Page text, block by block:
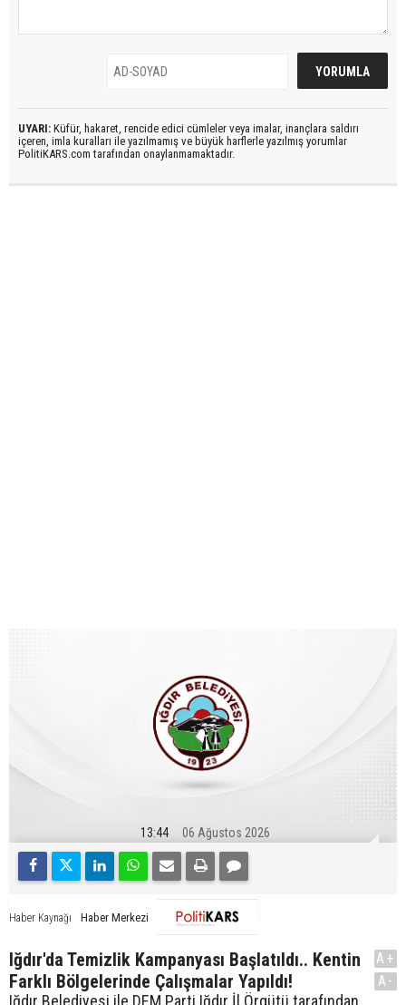
UYARI: Küfür, hakaret, rencide edici cümleler veya imalar, inançlara saldırı
içeren, imla kuralları ile yazılmamış ve büyük harflerle yazılmış yorumlar
PolitiKARS.com tarafından onaylanmamaktadır.
13:44 06 Ağustos 2026
Haber Kaynağı Haber Merkezi
Iğdır'da Temizlik Kampanyası Başlatıldı.. Kentin
Farklı Bölgelerinde Çalışmalar Yapıldı!
A+
A-